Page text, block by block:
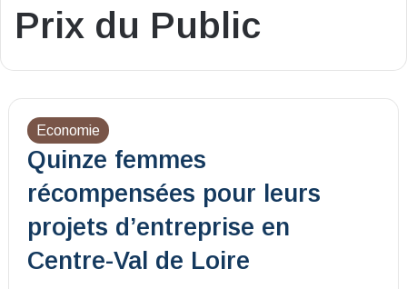
Prix du Public
Economie
Quinze femmes
récompensées pour leurs
projets d’entreprise en
Centre-Val de Loire